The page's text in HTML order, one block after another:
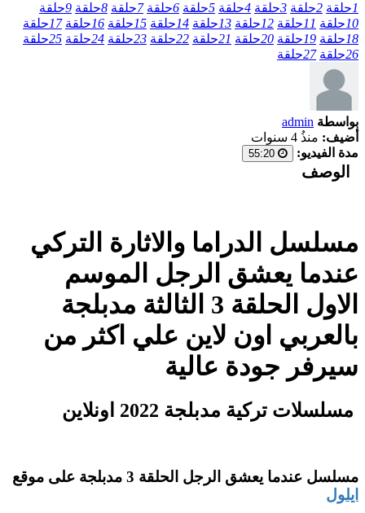
1حلقة 2حلقة 3حلقة 4حلقة 5حلقة 6حلقة 7حلقة 8حلقة 9حلقة
10حلقة 11حلقة 12حلقة 13حلقة 14حلقة 15حلقة 16حلقة 17حلقة
18حلقة 19حلقة 20حلقة 21حلقة 22حلقة 23حلقة 24حلقة 25حلقة
26حلقة 27حلقة
بواسطة admin
أضيف: منذُ 4 سنوات
مدة الفيديو:
الوصف
مسلسل الدراما والاثارة التركي
عندما يعشق الرجل الموسم
الاول الحلقة 3 الثالثة مدبلجة
بالعربي اون لاين علي اكثر من
سيرفر جودة عالية
مسلسلات تركية مدبلجة 2022 اونلاين
مسلسل عندما يعشق الرجل الحلقة 3 مدبلجة على موقع
ايلول